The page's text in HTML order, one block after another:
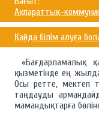
Ақпараттық-
Қайда білім алуға
«Бағдарламалық
қызметінде ең
Осы ретте, мектеп
таңдауды
мамандықтарға